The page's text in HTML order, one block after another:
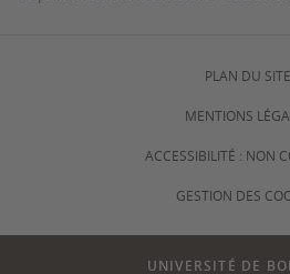
PLAN DU SITE
MENTIONS
ACCESSIBILITÉ : NON
GESTION DES
UNIVERSITÉ DE